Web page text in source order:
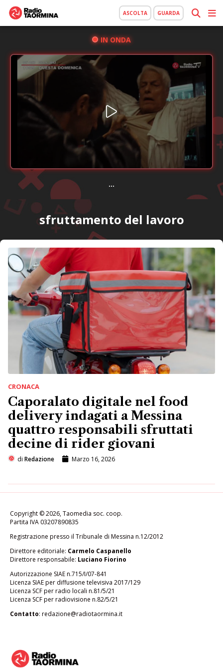
ASCOLTA GUARDA
IN ONDA
...
sfruttamento del lavoro
CRONACA
Caporalato digitale nel food
delivery indagati a Messina
quattro responsabili sfruttati
decine di rider giovani
di Redazione Marzo 16, 2026
Copyright © 2026, Taomedia soc. coop.
Partita IVA 03207890835
Registrazione presso il Tribunale di Messina n.12/2012
Direttore editoriale: Carmelo Caspanello
Direttore responsabile: Luciano Fiorino
Autorizzazione SIAE n.715/I/07-841
Licenza SIAE per diffusione televisiva 2017/129
Licenza SCF per radio locali n.81/5/21
Licenza SCF per radiovisione n.82/5/21
Contatto: redazione@radiotaormina.it